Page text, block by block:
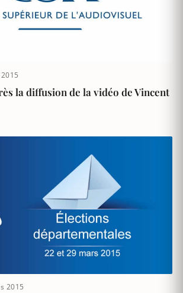
la diffusion de la vidéo de Vincent
2015